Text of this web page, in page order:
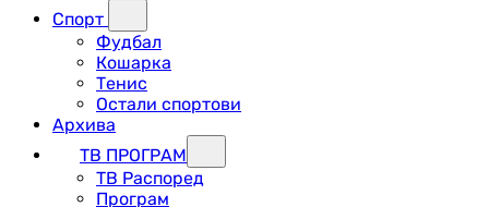
Спорт
Фудбал
Кошарка
Тенис
Остали спортови
Архива
ТВ ПРОГРАМ
ТВ Распоред
Програм